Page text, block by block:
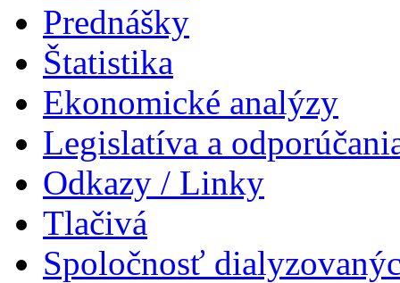
Prednášky
Štatistika
Ekonomické analýzy
Legislatíva a
Odkazy / Linky
Tlačivá
Spoločnosť